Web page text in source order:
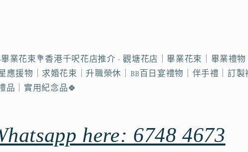
業花束💐香港千呎花店推介 - 觀塘花店｜畢業花束｜畢業禮
應援物｜求婚花束｜升職榮休｜BB百日宴禮物｜伴手禮｜訂
品｜實用紀念品🍀
here: 6748 4673